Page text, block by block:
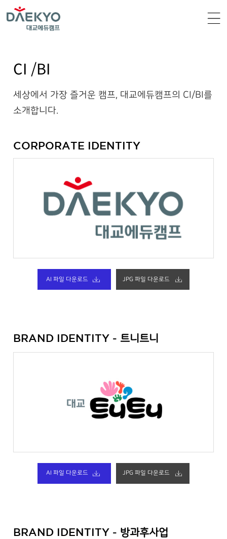
CI /BI
세상에서 가장 즐거운 캠프, 대교에듀캠프의 CI/BI를
소개합니다.
CORPORATE IDENTITY
AI 파일 다운로드 JPG 파일 다운로드
BRAND IDENTITY -트니트니
AI 파일 다운로드 JPG 파일 다운로드
BRAND IDENTITY - 방과후사업